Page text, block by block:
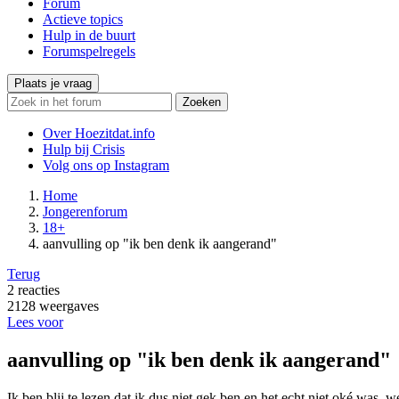
Forum
Actieve topics
Hulp in de buurt
Forumspelregels
Plaats je vraag
Zoeken
Over Hoezitdat.info
Hulp bij Crisis
Volg ons op Instagram
Home
Jongerenforum
18+
aanvulling op "ik ben denk ik aangerand"
Terug
2 reacties
2128 weergaves
Lees voor
aanvulling op "ik ben denk ik aangerand"